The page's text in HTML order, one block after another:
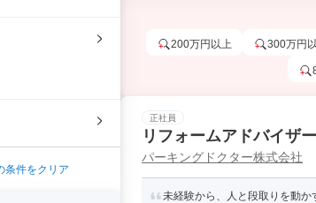
条件をクリア
200万円以上 300万円
正社員
リフォームアドバイザー
パーキングドクター株式会社
未経験から、人と段取りを動か